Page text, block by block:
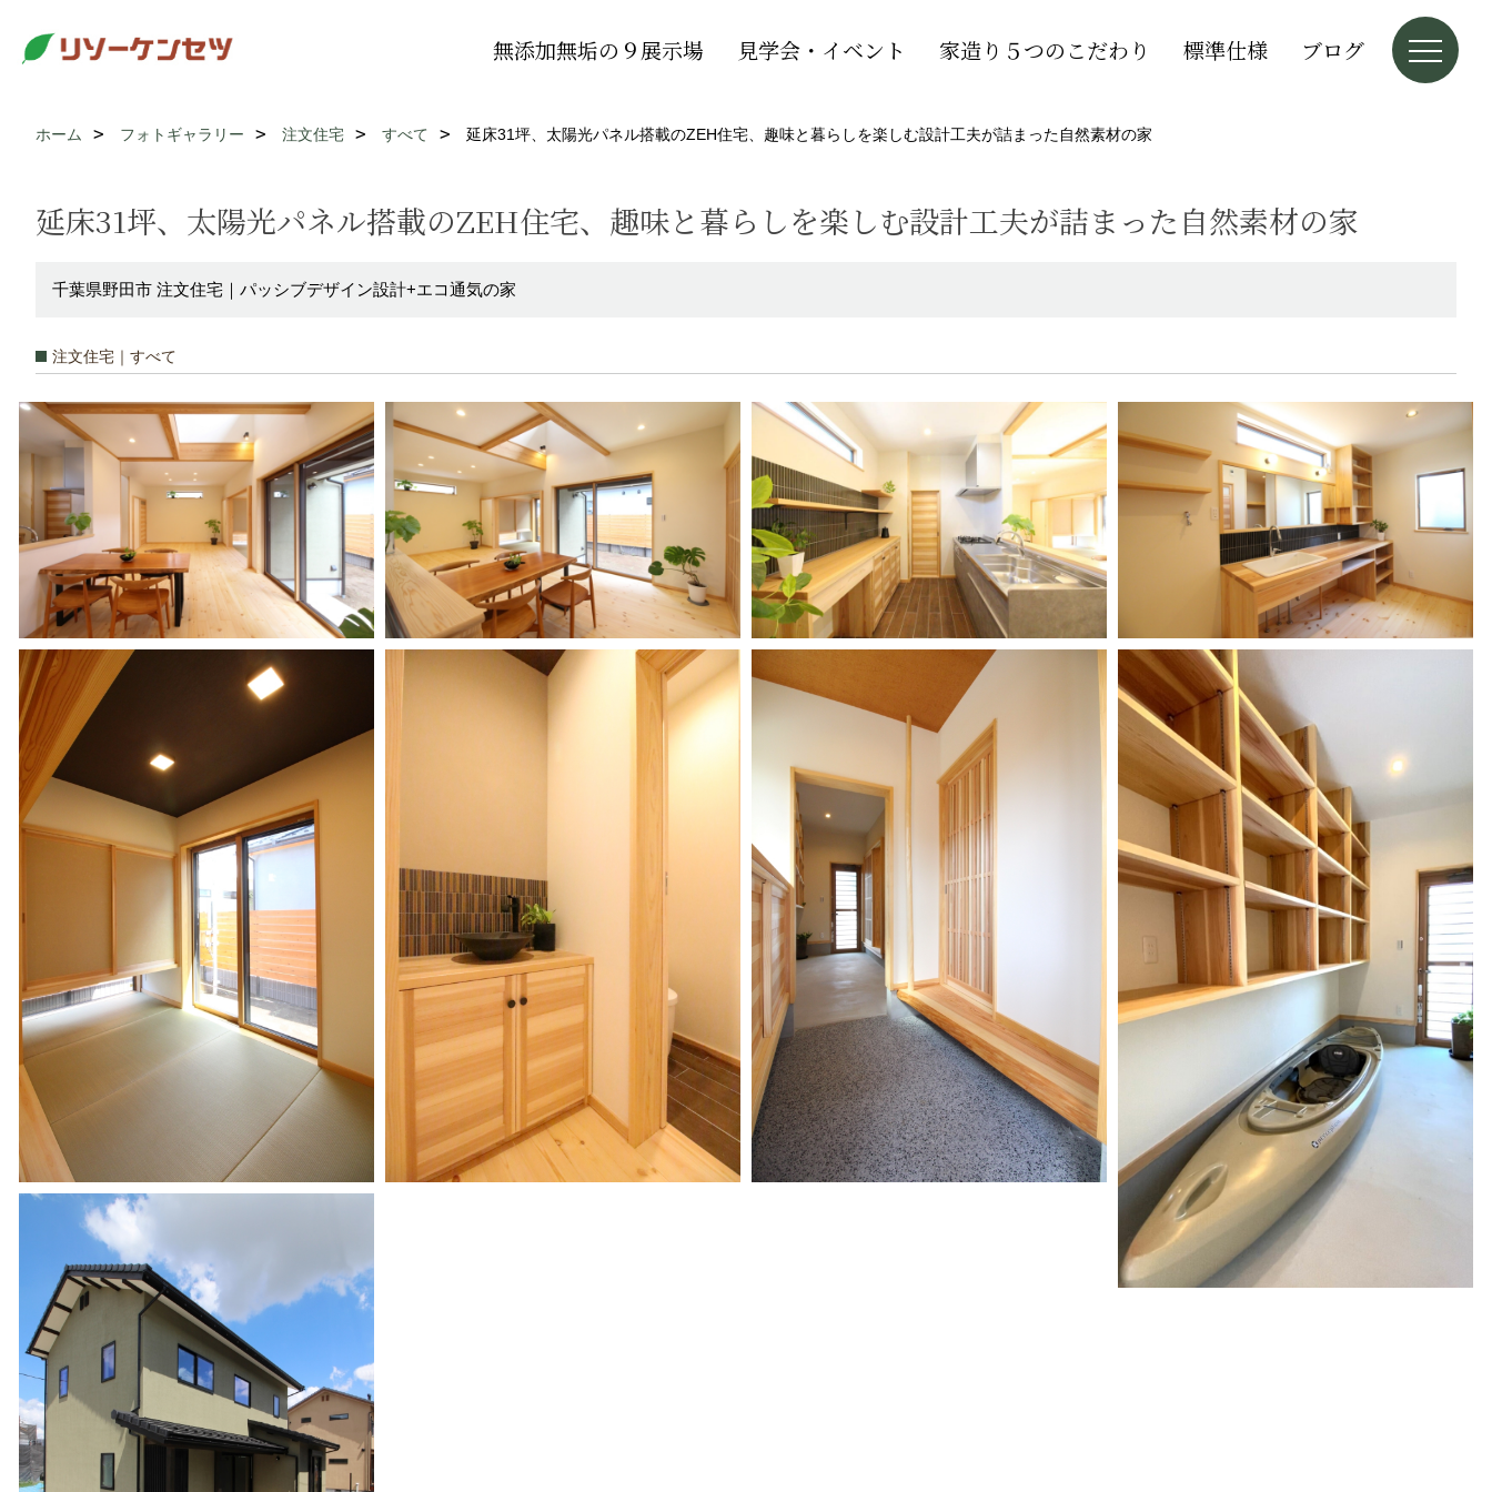
無添加無垢の９展示場 見学会・イベント 家造り５つのこだわり 標準仕様 ブログ
ホーム フォトギャラリー 注文住宅 すべて 延床31坪、太陽光パネル搭載のZEH住宅、趣味と暮らしを楽しむ設計工夫が詰まった自然素材の家
延床31坪、太陽光パネル搭載のZEH住宅、趣味と暮らしを楽しむ設計工夫が詰まった自然素材の家
千葉県野田市 注文住宅｜パッシブデザイン設計+エコ通気の家
注文住宅｜すべて